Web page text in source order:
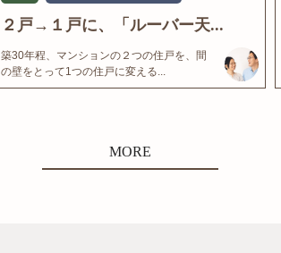
２戸→１戸に、「ルーバー天...
築30年程、マンションの２つの住戸を、間
の壁をとって1つの住戸に変える...
MORE